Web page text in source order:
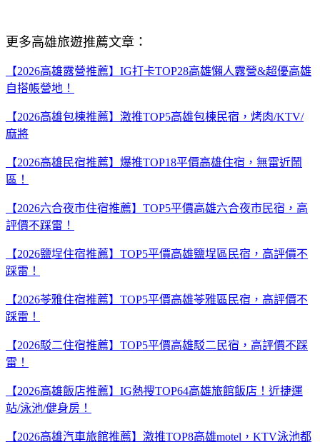
更多高雄旅遊推薦文章：
【2026高雄露營推薦】IG打卡TOP28高雄懶人露營&超優高雄
自搭帳營地！
【2026高雄包棟推薦】激推TOP5高雄包棟民宿，烤肉/KTV/
麻將
【2026高雄民宿推薦】爆推TOP18平價高雄住宿，無雷近鬧
區！
【2026六合夜市住宿推薦】TOP5平價高雄六合夜市民宿，高
評價不踩雷！
【2026鹽埕住宿推薦】TOP5平價高雄鹽埕區民宿，高評價不
踩雷！
【2026苓雅住宿推薦】TOP5平價高雄苓雅區民宿，高評價不
踩雷！
【2026駁二住宿推薦】TOP5平價高雄駁二民宿，高評價不踩
雷！
【2026高雄飯店推薦】IG熱搜TOP64高雄旅館飯店！近捷運
站/泳池/健身房！
【2026高雄汽車旅館推薦】激推TOP8高雄motel，KTV泳池都